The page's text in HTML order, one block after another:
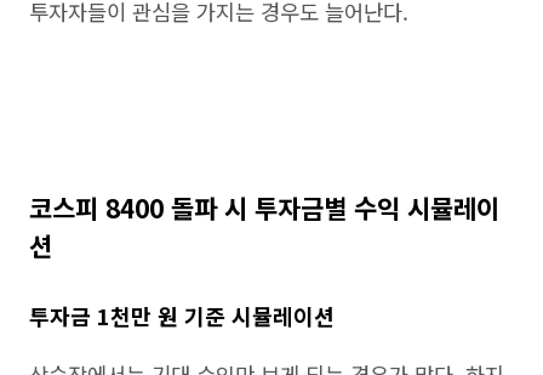
투자자들이 관심을 가지는 경우도 늘어난다.
코스피 8400 돌파 시 투자금별 수익 시뮬레이
션
투자금 1천만 원 기준 시뮬레이션